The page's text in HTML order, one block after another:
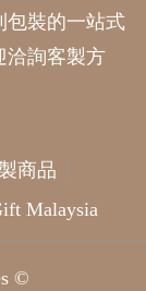
包裝的一站式
洽詢客製方
商品
Malaysia
©